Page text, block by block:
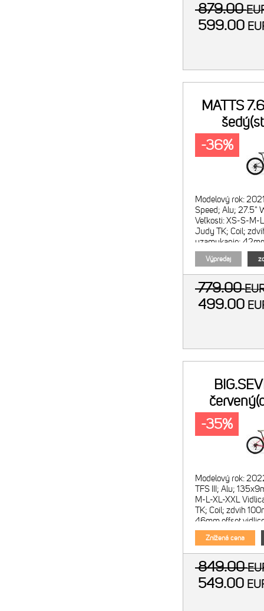
879.00
599.00
MATTS
Modelový rok:
Speed; Alu; 27.5"
Veľkosti: XS-S-M-
Judy TK; Coil;
uzamykanie;
prevodov: 3x9
Výpredaj
-36%
779.00
499.00
Modelový rok:
TFS III; Alu;
M-L-XL-XXL
TK; Coil; zdvih
46mm offset
Pr
Znížená cena
-35%
849.00
549.00